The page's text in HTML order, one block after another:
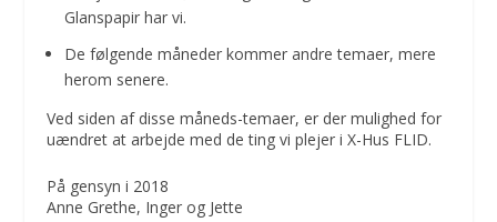
Glanspapir har vi.
De følgende måneder kommer andre temaer, mere
herom senere.
Ved siden af disse måneds-temaer, er der mulighed for
uændret at arbejde med de ting vi plejer i X-Hus FLID.
På gensyn i 2018
Anne Grethe, Inger og Jette